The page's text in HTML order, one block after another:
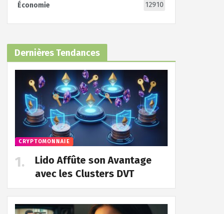
Économie 12910
Dernières Tendances
CRYPTOMONNAIE
Lido Affûte son Avantage
avec les Clusters DVT